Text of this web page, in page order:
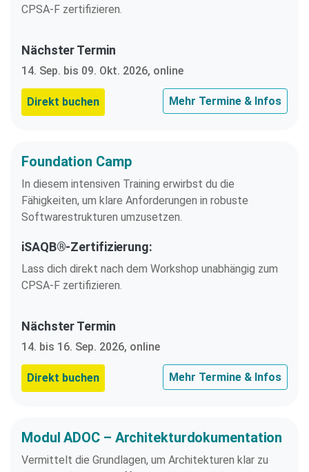
CPSA-F zertifizieren.
Nächster Termin
14. Sep. bis 09. Okt. 2026, online
Direkt buchen Mehr Termine & Infos
Foundation Camp
In diesem intensiven Training erwirbst du die
Fähigkeiten, um klare Anforderungen in robuste
Softwarestrukturen umzusetzen.
iSAQB®-Zertifizierung:
Lass dich direkt nach dem Workshop unabhängig zum
CPSA-F zertifizieren.
Nächster Termin
14. bis 16. Sep. 2026, online
Direkt buchen Mehr Termine & Infos
Modul ADOC – Architekturdokumentation
Vermittelt die Grundlagen, um Architekturen klar zu